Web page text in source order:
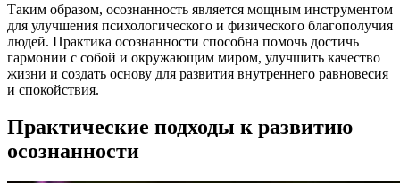
Таким образом, осознанность является мощным инструментом
для улучшения психологического и физического благополучия
людей. Практика осознанности способна помочь достичь
гармонии с собой и окружающим миром, улучшить качество
жизни и создать основу для развития внутреннего равновесия
и спокойствия.
Практические подходы к развитию
осознанности